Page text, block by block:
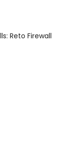
Reto Firewall